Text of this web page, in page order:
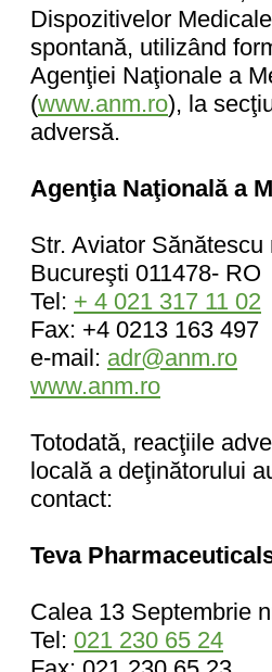
Dispozitivelor
spontană, utilizând
Agenţiei Naţionale a
(www.anm.ro), la
adversă.
Agenţia Naţională a
Str. Aviator Sănătescu
Bucureşti 011478- RO
Tel: + 4 021 317 11 02
Fax: +4 0213 163 497
e-mail: adr@anm.ro
www.anm.ro
Totodată, reacţiile
locală a deţinătorului
contact:
Teva
Calea 13 Septembrie
Tel: 021 230 65 24